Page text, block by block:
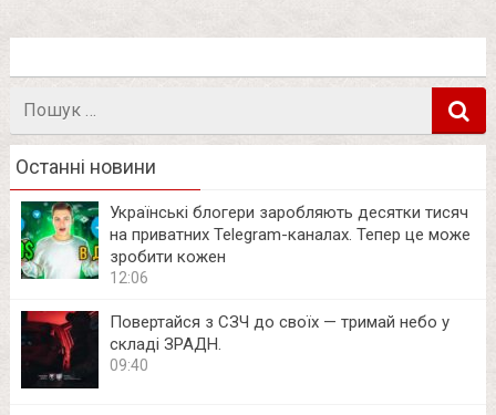
Останні новини
Українські блогери заробляють десятки тисяч
на приватних Telegram-каналах. Тепер це може
зробити кожен
12:06
Повертайся з СЗЧ до своїх — тримай небо у
складі ЗРАДН.
09:40